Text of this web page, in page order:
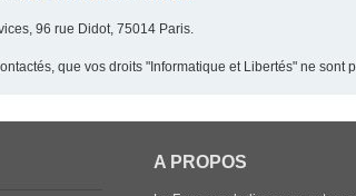
96 rue Didot, 75014 Paris.
que vos droits "Informatique et Libertés" ne
A PROPOS